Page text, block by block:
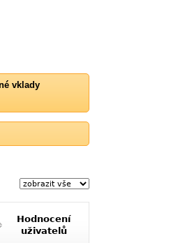
vklady
Hodnocení
uživatelů